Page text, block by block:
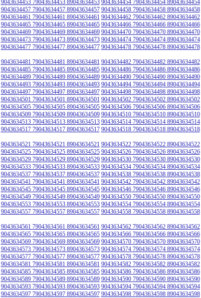
9043634453 79043634453 89043634453 9043634454 79043634454 89043634454
9043634457 79043634457 89043634457 9043634458 79043634458 89043634458
9043634461 79043634461 89043634461 9043634462 79043634462 89043634462
9043634465 79043634465 89043634465 9043634466 79043634466 89043634466
9043634469 79043634469 89043634469 9043634470 79043634470 89043634470
9043634473 79043634473 89043634473 9043634474 79043634474 89043634474
9043634477 79043634477 89043634477 9043634478 79043634478 89043634478
9043634481 79043634481 89043634481 9043634482 79043634482 89043634482
9043634485 79043634485 89043634485 9043634486 79043634486 89043634486
9043634489 79043634489 89043634489 9043634490 79043634490 89043634490
9043634493 79043634493 89043634493 9043634494 79043634494 89043634494
9043634497 79043634497 89043634497 9043634498 79043634498 89043634498
9043634501 79043634501 89043634501 9043634502 79043634502 89043634502
9043634505 79043634505 89043634505 9043634506 79043634506 89043634506
9043634509 79043634509 89043634509 9043634510 79043634510 89043634510
9043634513 79043634513 89043634513 9043634514 79043634514 89043634514
9043634517 79043634517 89043634517 9043634518 79043634518 89043634518
9043634521 79043634521 89043634521 9043634522 79043634522 89043634522
9043634525 79043634525 89043634525 9043634526 79043634526 89043634526
9043634529 79043634529 89043634529 9043634530 79043634530 89043634530
9043634533 79043634533 89043634533 9043634534 79043634534 89043634534
9043634537 79043634537 89043634537 9043634538 79043634538 89043634538
9043634541 79043634541 89043634541 9043634542 79043634542 89043634542
9043634545 79043634545 89043634545 9043634546 79043634546 89043634546
9043634549 79043634549 89043634549 9043634550 79043634550 89043634550
9043634553 79043634553 89043634553 9043634554 79043634554 89043634554
9043634557 79043634557 89043634557 9043634558 79043634558 89043634558
9043634561 79043634561 89043634561 9043634562 79043634562 89043634562
9043634565 79043634565 89043634565 9043634566 79043634566 89043634566
9043634569 79043634569 89043634569 9043634570 79043634570 89043634570
9043634573 79043634573 89043634573 9043634574 79043634574 89043634574
9043634577 79043634577 89043634577 9043634578 79043634578 89043634578
9043634581 79043634581 89043634581 9043634582 79043634582 89043634582
9043634585 79043634585 89043634585 9043634586 79043634586 89043634586
9043634589 79043634589 89043634589 9043634590 79043634590 89043634590
9043634593 79043634593 89043634593 9043634594 79043634594 89043634594
9043634597 79043634597 89043634597 9043634598 79043634598 89043634598